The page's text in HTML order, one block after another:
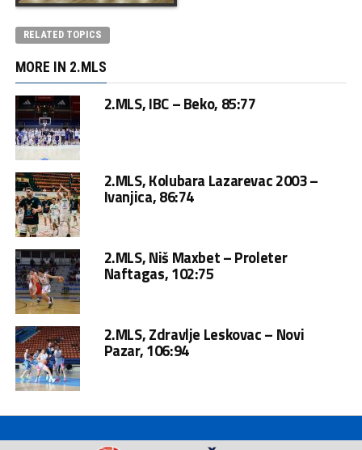
RELATED TOPICS
MORE IN 2.MLS
2.MLS, IBC – Beko, 85:77
2.MLS, Kolubara Lazarevac 2003 –
Ivanjica, 86:74
2.MLS, Niš Maxbet – Proleter
Naftagas, 102:75
2.MLS, Zdravlje Leskovac – Novi
Pazar, 106:94